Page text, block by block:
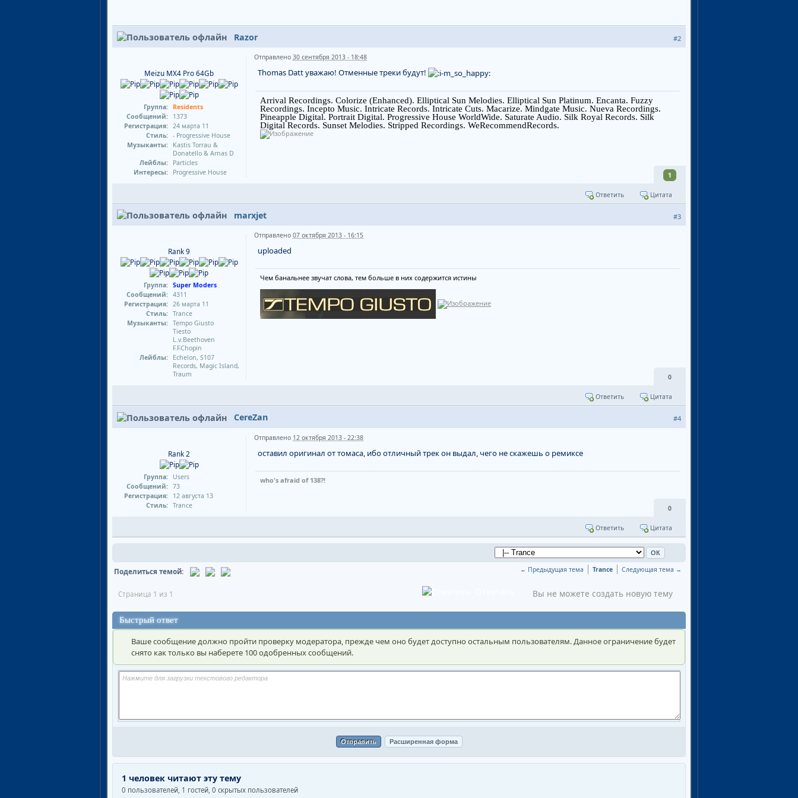
#2
Razor
Meizu MX4 Pro 64Gb
Группа:
Residents
Сообщений:
1373
Регистрация:
24 марта 11
Стиль:
- Progressive House
Музыканты:
Kastis Torrau &
Donatello & Arnas D
Лейблы:
Particles
Интересы:
Progressive House
Отправлено 30 сентября 2013 - 18:48
Thomas Datt уважаю! Отменные треки будут!
Arrival Recordings. Colorize (Enhanced). Elliptical Sun Melodies. Elliptical Sun Platinum. Encanta. Fuzzy
Recordings. Incepto Music. Intricate Records. Intricate Cuts. Macarize. Mindgate Music. Nueva Recordings.
Pineapple Digital. Portrait Digital. Progressive House WorldWide. Saturate Audio. Silk Royal Records. Silk
Digital Records. Sunset Melodies. Stripped Recordings. WeRecommendRecords.
1
Цитата
Ответить
#3
marxjet
Rank 9
Группа:
Super Moders
Сообщений:
4311
Регистрация:
26 марта 11
Стиль:
Trance
Музыканты:
Tempo Giusto
Tiesto
L.v.Beethoven
F.F.Chopin
Лейблы:
Echelon, S107
Records, Magic Island,
Traum
Отправлено 07 октября 2013 - 16:15
uploaded
Чем банальнее звучат слова, тем больше в них содержится истины
0
Цитата
Ответить
#4
CereZan
Rank 2
Группа:
Users
Сообщений:
73
Регистрация:
12 августа 13
Стиль:
Trance
Отправлено 12 октября 2013 - 22:38
оставил оригинал от томаса, ибо отличный трек он выдал, чего не скажешь о ремиксе
who's afraid of 138?!
0
Цитата
Ответить
← Предыдущая тема Trance Следующая тема →
Поделиться темой:
Страница 1 из 1 Вы не можете создать новую тему
Быстрый ответ
Ваше сообщение должно пройти проверку модератора, прежде чем оно будет доступно остальным пользователям. Данное ограничение будет
снято как только вы наберете 100 одобренных сообщений.
1 человек читают эту тему
0 пользователей, 1 гостей, 0 скрытых пользователей